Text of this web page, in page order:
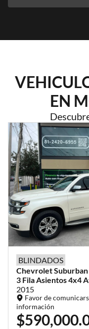
EN
BLINDADOS
ChevroletSuburban
3 Fila Asientos 4x4
2015
Favor de
información